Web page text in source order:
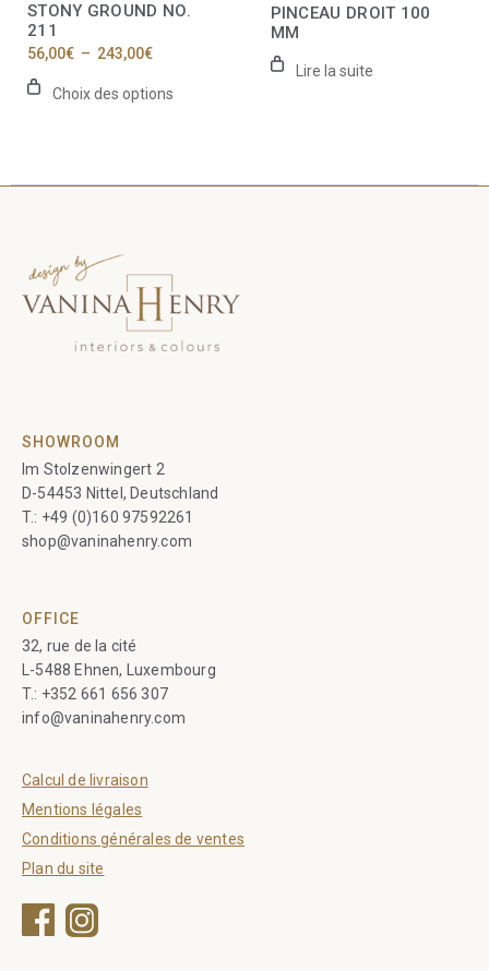
STONY GROUND NO.
211
56,00€ – 243,00€Plage
prix :
56,00€
Choix des options
page
produit
PINCEAU DROIT 100
MM
Lire la suite
SHOWROOM
Im Stolzenwingert 2
D-54453 Nittel, Deutschland
T.: +49 (0)160 97592261
shop@vaninahenry.com
OFFICE
32, rue de la cité
L-5488 Ehnen, Luxembourg
T.: +352 661 656 307
info@vaninahenry.com
Calcul de livraison
Mentions légales
Conditions générales de ventes
Plan du site